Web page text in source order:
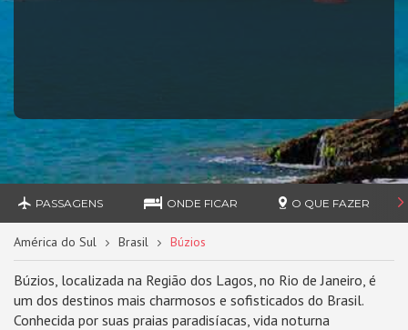
PASSAGENS ONDE FICAR O QUE FAZER
América do Sul Brasil Búzios
Búzios, localizada na Região dos Lagos, no Rio de Janeiro, é
um dos destinos mais charmosos e sofisticados do Brasil.
Conhecida por suas praias paradisíacas, vida noturna